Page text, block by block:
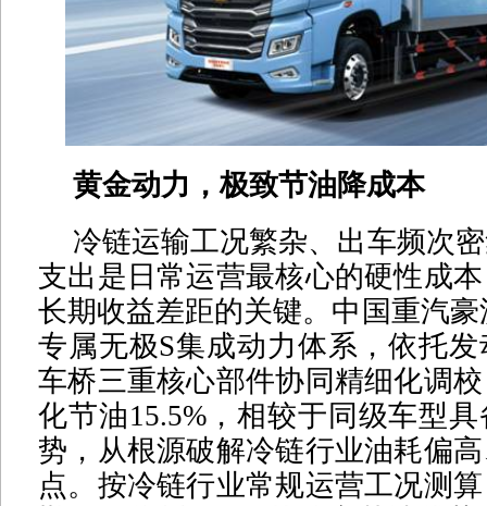
黄金动力，极致节油降成本
冷链运输工况繁杂、出车频次
支出是日常运营最核心的硬性成
长期收益差距的关键。中国重汽
专属无极S集成动力体系，依托
车桥三重核心部件协同精细化调
化节油15.5%，相较于同级车型
势，从根源破解冷链行业油耗偏
点。按冷链行业常规运营工况测